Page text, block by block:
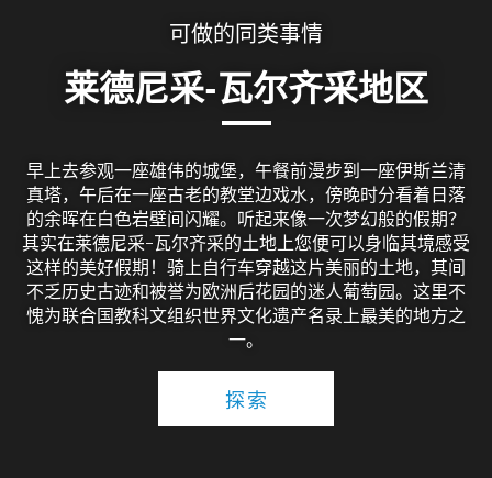
可做的同类事情
莱德尼采-瓦尔齐采地区
早上去参观一座雄伟的城堡，午餐前漫步到一座伊斯兰清
真塔，午后在一座古老的教堂边戏水，傍晚时分看着日落
的余晖在白色岩壁间闪耀。听起来像一次梦幻般的假期？
其实在莱德尼采-瓦尔齐采的土地上您便可以身临其境感受
这样的美好假期！骑上自行车穿越这片美丽的土地，其间
不乏历史古迹和被誉为欧洲后花园的迷人葡萄园。这里不
愧为联合国教科文组织世界文化遗产名录上最美的地方之
一。
探索